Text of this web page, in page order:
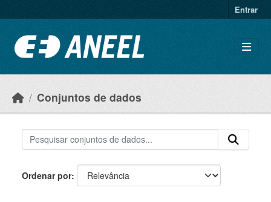
Entrar
Conjuntos de dados
Ordenar por